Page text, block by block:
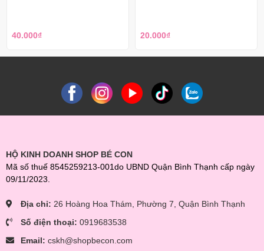
40.000₫ 20.000₫
HỘ KINH DOANH SHOP BÉ CON
Mã số thuế 8545259213-001do UBND Quận Bình Thạnh cấp ngày
09/11/2023.
Địa chỉ: 26 Hoàng Hoa Thám, Phường 7, Quận Bình Thạnh
Số điện thoại: 0919683538
Email: cskh@shopbecon.com